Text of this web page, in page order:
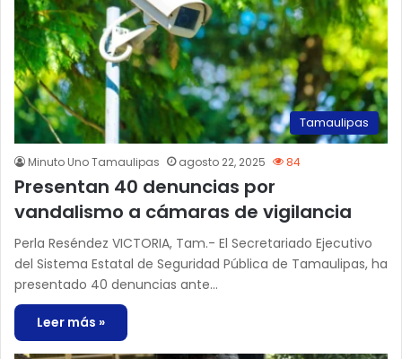
Tamaulipas
Minuto Uno Tamaulipas agosto 22, 2025 84
Presentan 40 denuncias por
vandalismo a cámaras de vigilancia
Perla Reséndez VICTORIA, Tam.- El Secretariado Ejecutivo
del Sistema Estatal de Seguridad Pública de Tamaulipas, ha
presentado 40 denuncias ante…
Leer más »